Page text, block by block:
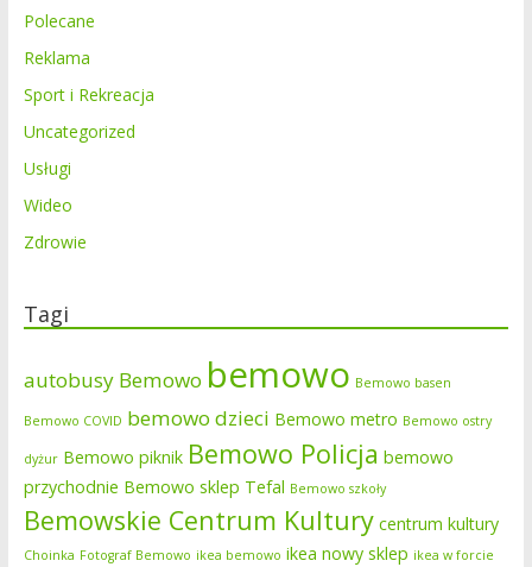
Polecane
Reklama
Sport i Rekreacja
Uncategorized
Usługi
Wideo
Zdrowie
Tagi
autobusy Bemowo bemowo Bemowo basen
Bemowo COVID bemowo dzieci Bemowo metro Bemowo ostry
dyżur Bemowo piknik Bemowo Policja bemowo
przychodnie Bemowo sklep Tefal Bemowo szkoły
Bemowskie Centrum Kultury centrum kultury
Choinka Fotograf Bemowo ikea bemowo ikea nowy sklep ikea w forcie